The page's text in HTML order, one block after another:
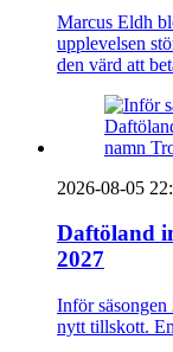
Marcus Eldh
upplevelsen
den värd att
2026-08-05
Daftöland
2027
Inför
nytt tillskott.